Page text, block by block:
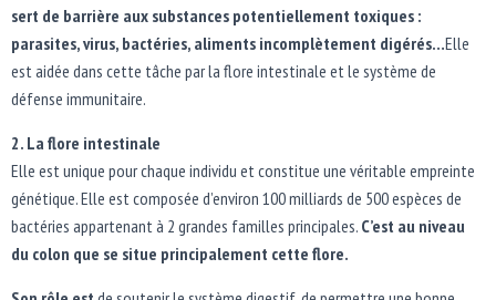
sert de barrière aux substances potentiellement toxiques :
parasites, virus, bactéries, aliments incomplètement digérés…Elle
est aidée dans cette tâche par la flore intestinale et le système de
défense immunitaire.
2. La flore intestinale
Elle est unique pour chaque individu et constitue une véritable empreinte
génétique. Elle est composée d’environ 100 milliards de 500 espèces de
bactéries appartenant à 2 grandes familles principales. C’est au niveau
du colon que se situe principalement cette flore.